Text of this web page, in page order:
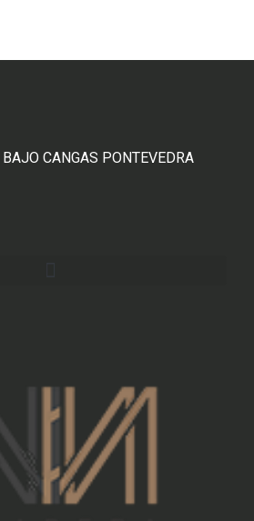
CANGAS PONTEVEDRA